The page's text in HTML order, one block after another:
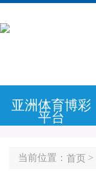
亚洲体育博彩
平台
当前位置： 首页 >